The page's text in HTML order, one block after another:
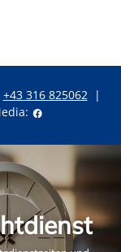
+43 316 825062|